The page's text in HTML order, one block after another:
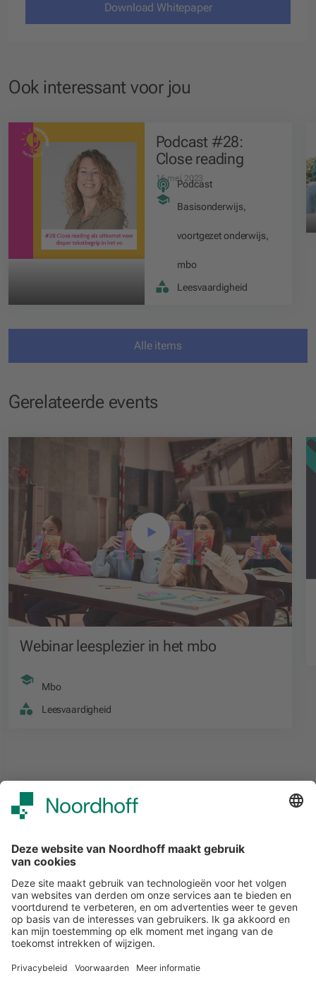
Download Whitepaper
Ook interessant voor jou
Podcast #28:
Close reading
16 mei 2023
Podcast
Basisonderwijs,
voortgezet onderwijs,
mbo
Leesvaardigheid
Alle items
Gerelateerde events
Webinar leesplezier in het mbo
Mbo
Leesvaardigheid
START
Volg ons